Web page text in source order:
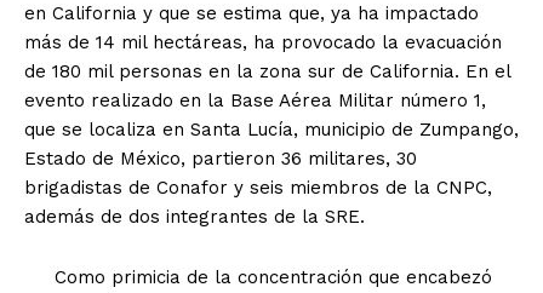
en California y que se estima que, ya ha impactado
más de 14 mil hectáreas, ha provocado la evacuación
de 180 mil personas en la zona sur de California. En el
evento realizado en la Base Aérea Militar número 1,
que se localiza en Santa Lucía, municipio de Zumpango,
Estado de México, partieron 36 militares, 30
brigadistas de Conafor y seis miembros de la CNPC,
además de dos integrantes de la SRE.
Como primicia de la concentración que encabezó